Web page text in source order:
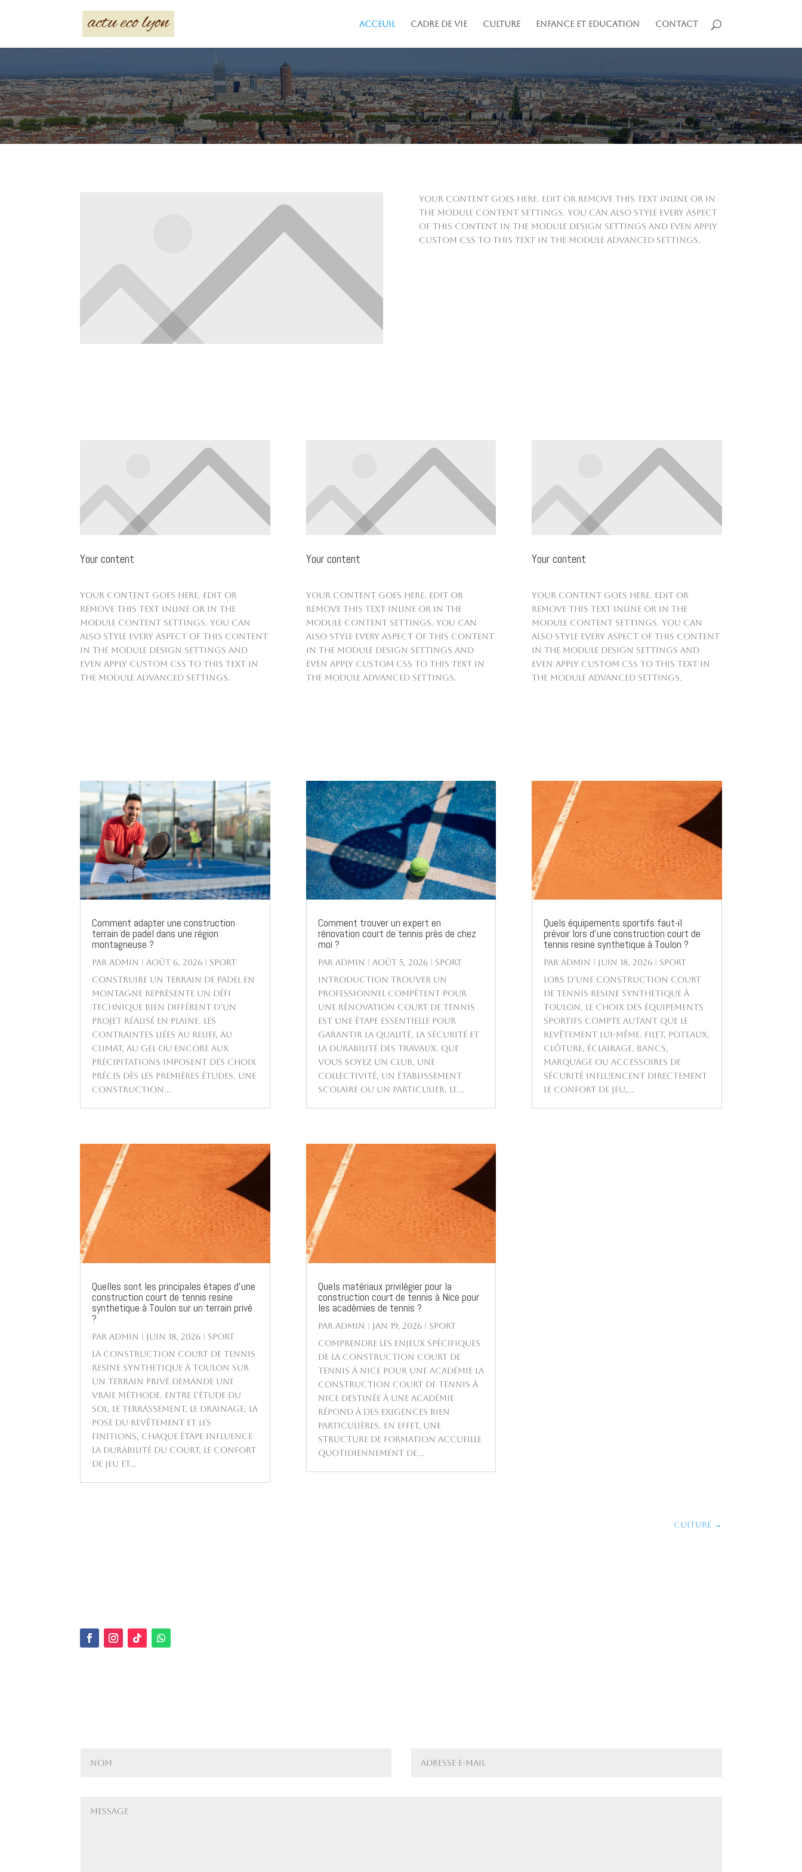
ACCEUIL CADRE DE VIE CULTURE ENFANCE ET EDUCATION CONTACT
Your content goes here. Edit or remove this text inline or in
the module Content settings. You can also style every aspect
of this content in the module Design settings and even apply
custom CSS to this text in the module Advanced settings.
Your content
Your content goes here. Edit or
remove this text inline or in the
module Content settings. You can
also style every aspect of this content
in the module Design settings and
even apply custom CSS to this text in
the module Advanced settings.
Your content
Your content goes here. Edit or
remove this text inline or in the
module Content settings. You can
also style every aspect of this content
in the module Design settings and
even apply custom CSS to this text in
the module Advanced settings.
Your content
Your content goes here. Edit or
remove this text inline or in the
module Content settings. You can
also style every aspect of this content
in the module Design settings and
even apply custom CSS to this text in
the module Advanced settings.
Comment adapter une construction
terrain de padel dans une région
montagneuse ?
parAdmin |Août 6, 2026
Sport
Construire un terrain de padel en
montagne représente un défi
technique bien différent d’un
projet réalisé en plaine. Les
contraintes liées au relief, au
climat, au gel ou encore aux
précipitations imposent des choix
précis dès les premières études. Une
construction...
Quelles sont les principales étapes d’une
construction court de tennis resine
synthetique à Toulon sur un terrain privé
?
par Admin Juin 18, 2026
Sport
La construction court de tennis
resine synthetique à Toulon sur
un terrain privé demande une
vraie méthode. Entre l’étude du
sol, le terrassement, le drainage, la
pose du revêtement et les
finitions, chaque étape influence
la durabilité du court, le confort
de jeu et...
Comment trouver un expert en
rénovation court de tennis près de chez
moi ?
par Admin Août 5, 2026| Sport
Introduction Trouver un
professionnel compétent pour
une rénovation court de tennis
est une étape essentielle pour
garantir la qualité, la sécurité et
la durabilité des travaux. Que
vous soyez un club, une
collectivité, un établissement
scolaire ou un particulier, le...
Quels matériaux privilégier pour la
construction court de tennis à Nice pour
les académies de tennis ?
par Admin Jan 19, 2026| Sport
Comprendre les enjeux spécifiques
de la construction court de
tennis à Nice pour une académie La
construction court de tennis à
Nice destinée à une académie
répond à des exigences bien
particulières. En effet, une
structure de formation accueille
quotidiennement de...
Quels équipements sportifs faut-il
prévoir lors d’une construction court de
tennis resine synthetique à Toulon ?
par Admin Juin 18, 2026| Sport
Lors d’une construction court
de tennis resine synthetique à
Toulon, le choix des équipements
sportifs compte autant que le
revêtement lui-même. Filet, poteaux,
clôture, éclairage, bancs,
marquage ou accessoires de
sécurité influencent directement
le confort de jeu,...
CULTURE →